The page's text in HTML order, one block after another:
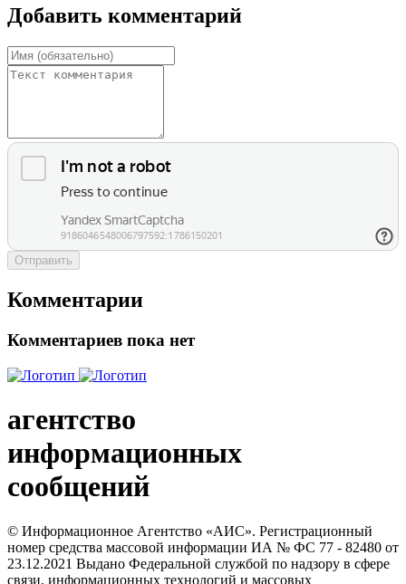
Добавить комментарий
Отправить
Комментарии
Комментариев пока нет
агентство
информационных
сообщений
© Информационное Агентство «АИС». Регистрационный
номер средства массовой информации ИА № ФС 77 - 82480 от
23.12.2021 Выдано Федеральной службой по надзору в сфере
связи, информационных технологий и массовых